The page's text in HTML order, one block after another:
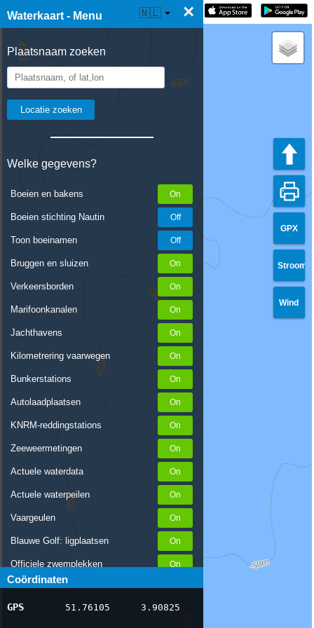
Waterkaart - Menu ×
Plaatsnaam zoeken
Welke gegevens?
Boeien en bakens
Boeien stichting Nautin
Toon boeinamen
Bruggen en sluizen
Verkeersborden
Marifoonkanalen
Jachthavens
Kilometrering vaarwegen
Bunkerstations
Autolaadplaatsen
KNRM-reddingstations
Zeeweermetingen
Actuele waterdata
Actuele waterpeilen
Vaargeulen
Blauwe Golf: ligplaatsen
Officiele zwemplekken
Stremmingen/hinder
AIS scheepsposities
Coördinaten
GPS 51.76105 3.90825
☰ Waterkaart Live 🇳🇱
GPX
Stroom
Wind